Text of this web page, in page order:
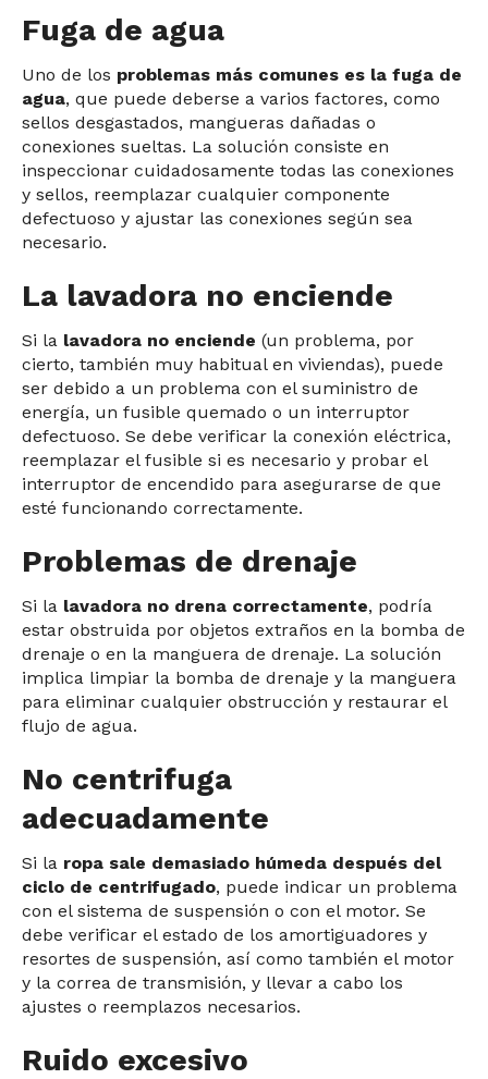
Fuga de agua
Uno de los problemas más comunes es la fuga de
agua, que puede deberse a varios factores, como
sellos desgastados, mangueras dañadas o
conexiones sueltas. La solución consiste en
inspeccionar cuidadosamente todas las conexiones
y sellos, reemplazar cualquier componente
defectuoso y ajustar las conexiones según sea
necesario.
La lavadora no enciende
Si la lavadora no enciende (un problema, por
cierto, también muy habitual en viviendas), puede
ser debido a un problema con el suministro de
energía, un fusible quemado o un interruptor
defectuoso. Se debe verificar la conexión eléctrica,
reemplazar el fusible si es necesario y probar el
interruptor de encendido para asegurarse de que
esté funcionando correctamente.
Problemas de drenaje
Si la lavadora no drena correctamente, podría
estar obstruida por objetos extraños en la bomba de
drenaje o en la manguera de drenaje. La solución
implica limpiar la bomba de drenaje y la manguera
para eliminar cualquier obstrucción y restaurar el
flujo de agua.
No centrifuga
adecuadamente
Si la ropa sale demasiado húmeda después del
ciclo de centrifugado, puede indicar un problema
con el sistema de suspensión o con el motor. Se
debe verificar el estado de los amortiguadores y
resortes de suspensión, así como también el motor
y la correa de transmisión, y llevar a cabo los
ajustes o reemplazos necesarios.
Ruido excesivo